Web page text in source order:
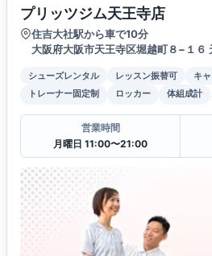
プリッツジム天王寺店
住吉大社駅から車で10分
大阪府大阪市天王寺区堀越町８−１
シューズレンタル レッスン振替可 キ
トレーナー固定制
ロッカー 体組成計
営業時間
月曜日 11:00〜21:00